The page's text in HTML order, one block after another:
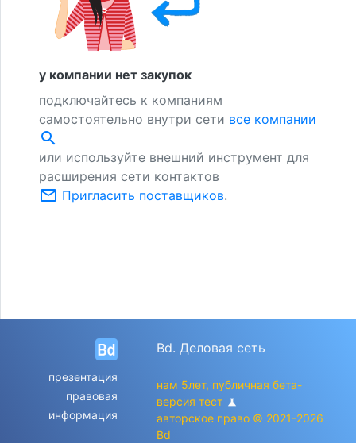
у компании нет закупок
подключайтесь к компаниям
самостоятельно внутри сети все компании
search
или используйте внешний инструмент для
расширения сети контактов
mail_outline Пригласить поставщиков.
презентация
правовая
информация
Bd. Деловая сеть
нам 5лет, публичная бета-
версия тест science
авторское право © 2021-2026
Bd